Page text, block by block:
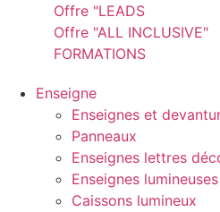
Offre "LEADS
Offre "ALL INCLUSIVE"
FORMATIONS
Enseigne
Enseignes et
Panneaux
Enseignes lettres
Enseignes lumineuses
Caissons lumineux